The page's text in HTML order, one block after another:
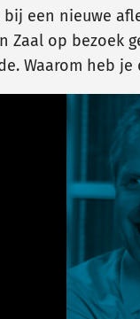
bij een nieuwe
Zaal op bezoek
Waarom heb je